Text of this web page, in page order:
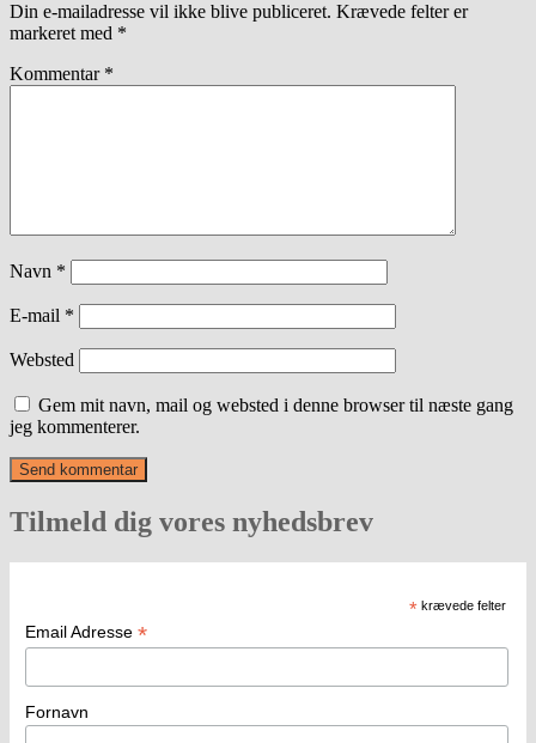
Din e-mailadresse vil ikke blive publiceret. Krævede felter er
markeret med *
Kommentar *
Navn *
E-mail *
Websted
Gem mit navn, mail og websted i denne browser til næste gang
jeg kommenterer.
Tilmeld dig vores nyhedsbrev
* krævede felter
Email Adresse *
Fornavn